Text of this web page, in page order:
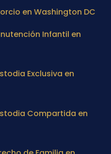
en Washington DC
Infantil en
Exclusiva en
Compartida en